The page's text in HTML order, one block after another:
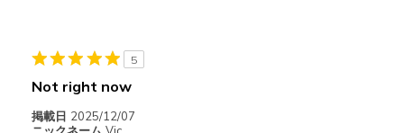
5
Not right now
掲載日 2025/12/07